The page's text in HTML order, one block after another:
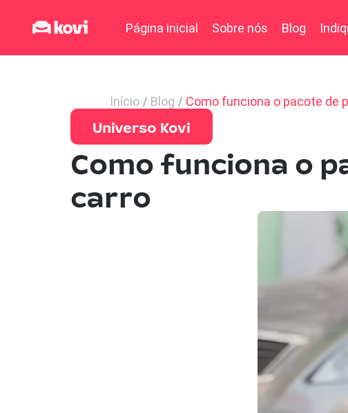
Página inicial Sobre nós Blog
Início Blog Como funciona o pacote de
Universo Kovi
Como funciona o
carro